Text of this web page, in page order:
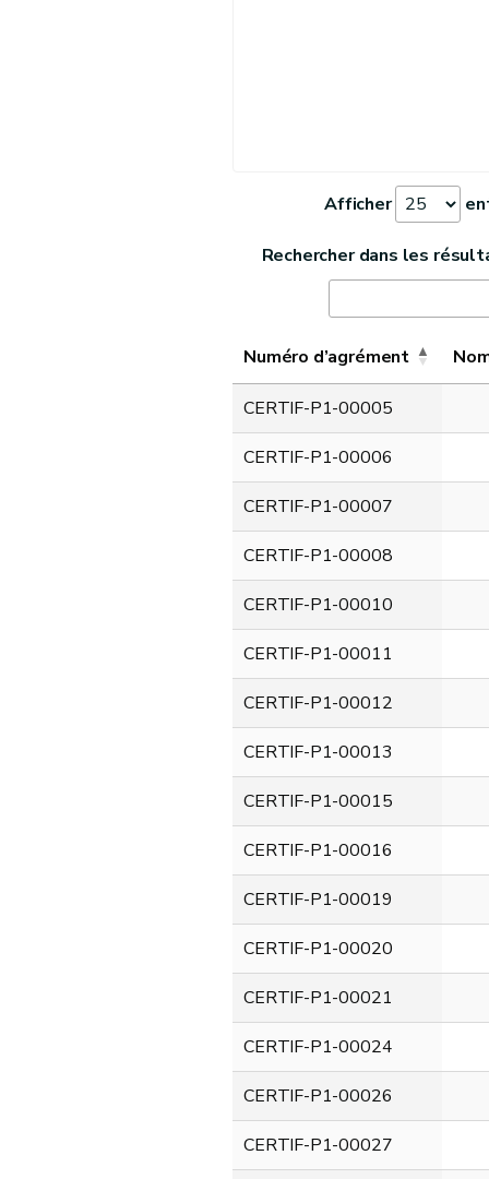
Afficher
Rechercher dans les
Numéro d’agrément
CERTIF-P1-00005
CERTIF-P1-00006
CERTIF-P1-00007
CERTIF-P1-00008
CERTIF-P1-00010
CERTIF-P1-00011
CERTIF-P1-00012
CERTIF-P1-00013
CERTIF-P1-00015
CERTIF-P1-00016
CERTIF-P1-00019
CERTIF-P1-00020
CERTIF-P1-00021
CERTIF-P1-00024
CERTIF-P1-00026
CERTIF-P1-00027